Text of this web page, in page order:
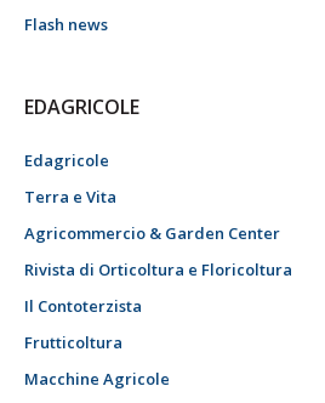
Flash news
EDAGRICOLE
Edagricole
Terra e Vita
Agricommercio & Garden Center
Rivista di Orticoltura e Floricoltura
Il Contoterzista
Frutticoltura
Macchine Agricole